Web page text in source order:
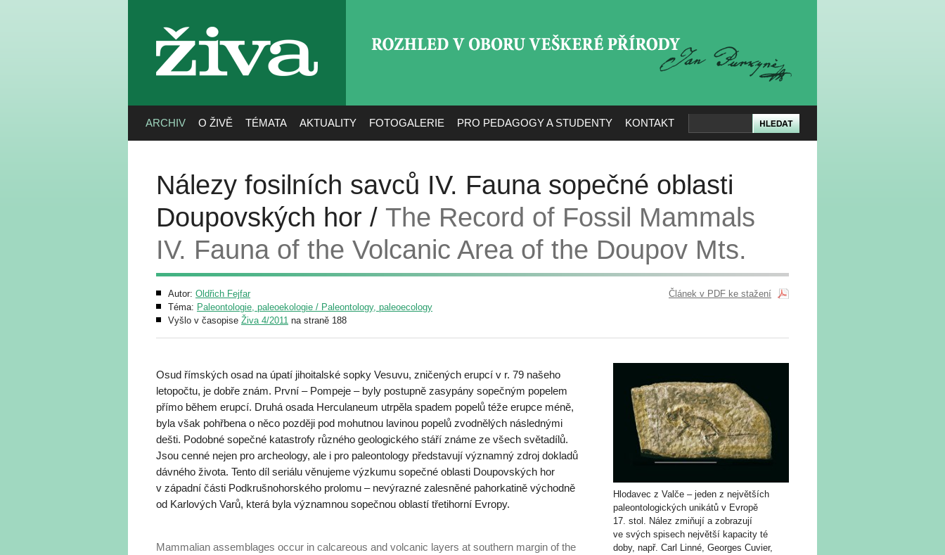
živa
ARCHIV O ŽIVĚ TÉMATA AKTUALITY FOTOGALERIE PRO PEDAGOGY A STUDENTY KONTAKT
Nálezy fosilních savců IV. Fauna sopečné oblasti
Doupovských hor / The Record of Fossil Mammals
IV. Fauna of the Volcanic Area of the Doupov Mts.
Autor: Oldřich Fejfar
Téma: Paleontologie, paleoekologie / Paleontology, paleoecology
Vyšlo v časopise Živa 4/2011 na straně 188
Článek v PDF ke stažení
Osud římských osad na úpatí jihoitalské sopky Vesuvu, zničených erupcí v r. 79 našeho
letopočtu, je dobře znám. První – Pompeje – byly postupně zasypány sopečným popelem
přímo během erupcí. Druhá osada Herculaneum utrpěla spadem popelů téže erupce méně,
byla však pohřbena o něco později pod mohutnou lavinou popelů zvodnělých následnými
dešti. Podobné sopečné katastrofy různého geologického stáří známe ze všech světadílů.
Jsou cenné nejen pro archeology, ale i pro paleontology představují významný zdroj dokladů
dávného života. Tento díl seriálu věnujeme výzkumu sopečné oblasti Doupov­ských hor
v západní části Podkrušnohorského prolomu – nevýrazné zalesněné pahorkatině východně
od Karlových Varů, která byla významnou sopečnou oblastí třetihorní Evropy.
Mammalian assemblages occur in calca­reous and volcanic layers at southern margin of the
Hlodavec z Valče – jeden z největších
paleontologických unikátů v Evropě
17. stol. Nález zmiňují a zobrazují
ve svých spisech největší kapacity té
doby, např. Carl Linné, Georges Cuvier,